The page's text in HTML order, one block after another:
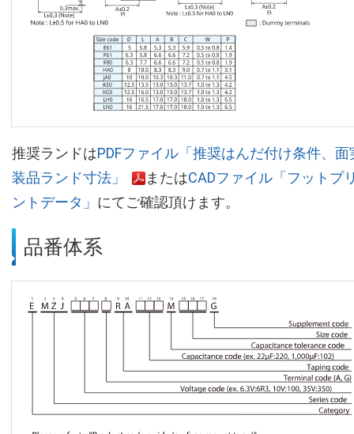
推奨ランドはPDFファイル「推奨はんだ付け条件、面
装品ランド寸法」
またはCADファイル「フットプ
ントデータ」 にてご確認頂けます。
品番体系